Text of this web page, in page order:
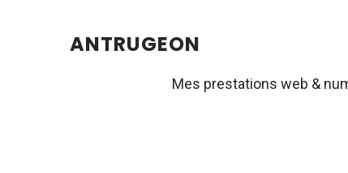
ANTRUGEON
Mes prestations web &